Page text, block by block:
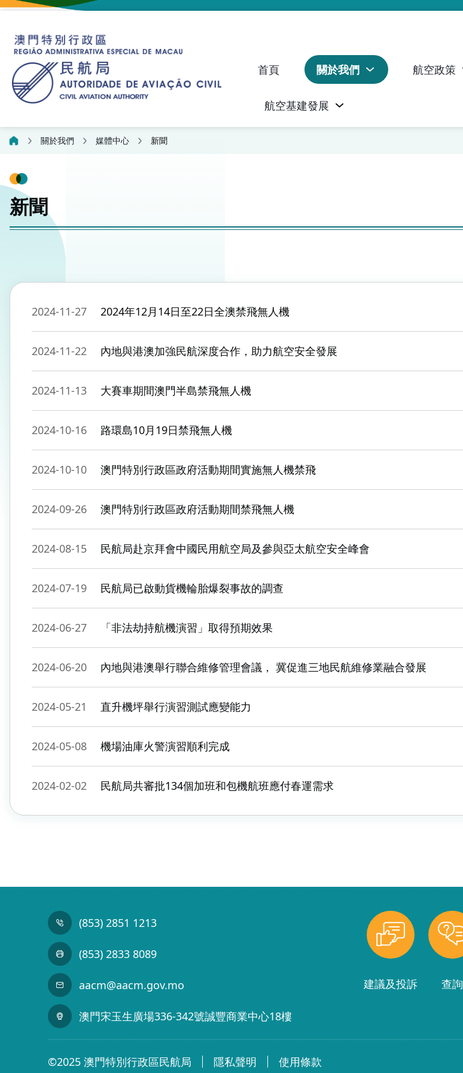
首頁 關於我們 航空政策
航空基建發展
關於我們 媒體中心 新聞
新聞
2024-11-27 2024年12月14日至22日全澳禁飛無人機
2024-11-22 內地與港澳加強民航深度合作，助力航空安全發展
2024-11-13 大賽車期間澳門半島禁飛無人機
2024-10-16 路環島10月19日禁飛無人機
2024-10-10 澳門特別行政區政府活動期間實施無人機禁飛
2024-09-26 澳門特別行政區政府活動期間禁飛無人機
2024-08-15 民航局赴京拜會中國民用航空局及參與亞太航空安全峰會
2024-07-19 民航局已啟動貨機輪胎爆裂事故的調查
2024-06-27 「非法劫持航機演習」取得預期效果
2024-06-20 內地與港澳舉行聯合維修管理會議， 冀促進三地民航維修業融合發展
2024-05-21 直升機坪舉行演習測試應變能力
2024-05-08 機場油庫火警演習順利完成
2024-02-02 民航局共審批134個加班和包機航班應付春運需求
(853) 2851 1213
(853) 2833 8089
aacm@aacm.gov.mo
澳門宋玉生廣場336-342號誠豐商業中心18樓
建議及投訴 查詢
©2025 澳門特別行政區民航局 隱私聲明 使用條款